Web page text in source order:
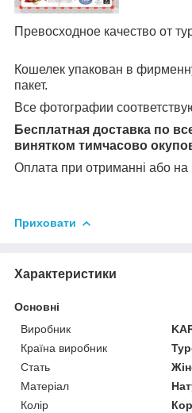
Превосходное качество от
Кошелек упакован в
пакет.
Все фотографии
Бесплатная доставка по
винятком тимчасово
Оплата при отриманні або на
Приховати
Характеристики
Основні
Виробник
Країна виробник
Стать
Матеріал
Колір